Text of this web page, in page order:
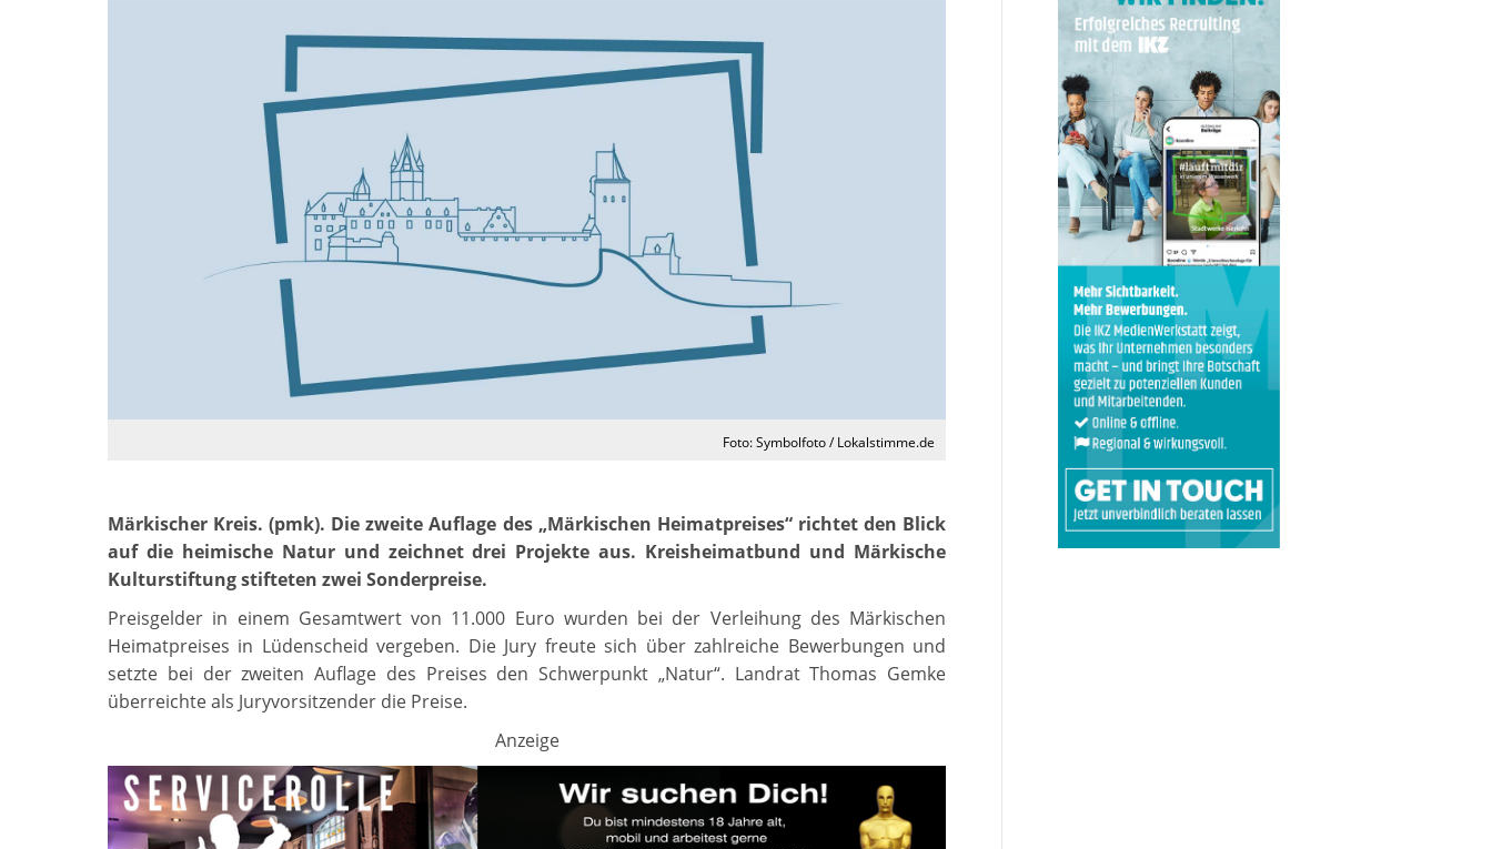
Foto: Symbolfoto / Lokalstimme.de
Märkischer Kreis. (pmk). Die zweite Auflage des „Märkischen Heimatpreises“ richtet den Blick
auf die heimische Natur und zeichnet drei Projekte aus. Kreisheimatbund und Märkische
Kulturstiftung stifteten zwei Sonderpreise.
Preisgelder in einem Gesamtwert von 11.000 Euro wurden bei der Verleihung des Märkischen
Heimatpreises in Lüdenscheid vergeben. Die Jury freute sich über zahlreiche Bewerbungen und
setzte bei der zweiten Auflage des Preises den Schwerpunkt „Natur“. Landrat Thomas Gemke
überreichte als Juryvorsitzender die Preise.
Anzeige